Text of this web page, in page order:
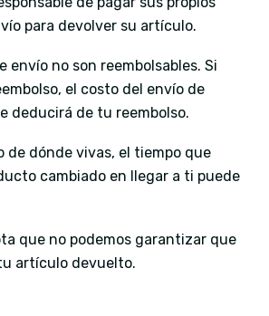
para devolver su artículo.
envío no son reembolsables. Si
el costo del envío de
deducirá de tu reembolso.
de dónde vivas, el tiempo que
cambiado en llegar a ti puede
que no podemos garantizar que
artículo devuelto.